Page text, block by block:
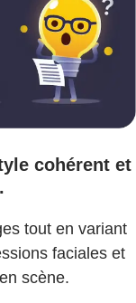
cohérent et
tout en variant
faciales et
scène.